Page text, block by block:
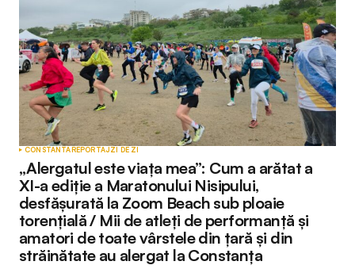
CONSTANTA REPORTAJZI DE ZI
„Alergatul este viața mea”: Cum a arătat a
XI-a ediție a Maratonului Nisipului,
desfășurată la Zoom Beach sub ploaie
torențială / Mii de atleți de performanță și
amatori de toate vârstele din țară și din
străinătate au alergat la Constanța